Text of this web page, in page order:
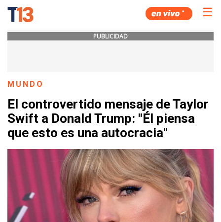
☰
PUBLICIDAD
MUNDO
El controvertido mensaje de Taylor
Swift a Donald Trump: ''Él piensa
que esto es una autocracia''